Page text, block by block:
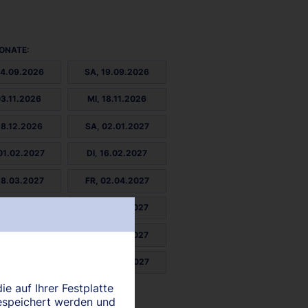
SA, 19.09.2026
MI, 18.11.2026
SA, 02.01.2027
DI, 16.02.2027
FR, 02.04.2027
SO, 16.05.2027
MI, 30.06.2027
SA, 14.08.2027
auf Ihrer Festplatte
werden und